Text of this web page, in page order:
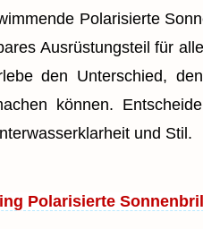
Polarisierte
Ausrüstungsteil für
den Unterschied,
können.
und Stil.
Polarisierte